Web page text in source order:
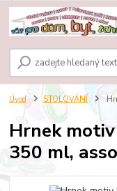
Úvod STOLOVÁNÍ
Hrnek
350 ml,